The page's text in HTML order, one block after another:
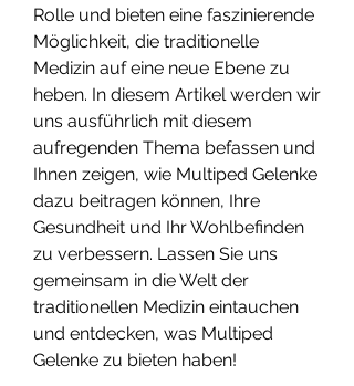
Rolle und bieten eine faszinierende
Möglichkeit, die traditionelle
Medizin auf eine neue Ebene zu
heben. In diesem Artikel werden wir
uns ausführlich mit diesem
aufregenden Thema befassen und
Ihnen zeigen, wie Multiped Gelenke
dazu beitragen können, Ihre
Gesundheit und Ihr Wohlbefinden
zu verbessern. Lassen Sie uns
gemeinsam in die Welt der
traditionellen Medizin eintauchen
und entdecken, was Multiped
Gelenke zu bieten haben!